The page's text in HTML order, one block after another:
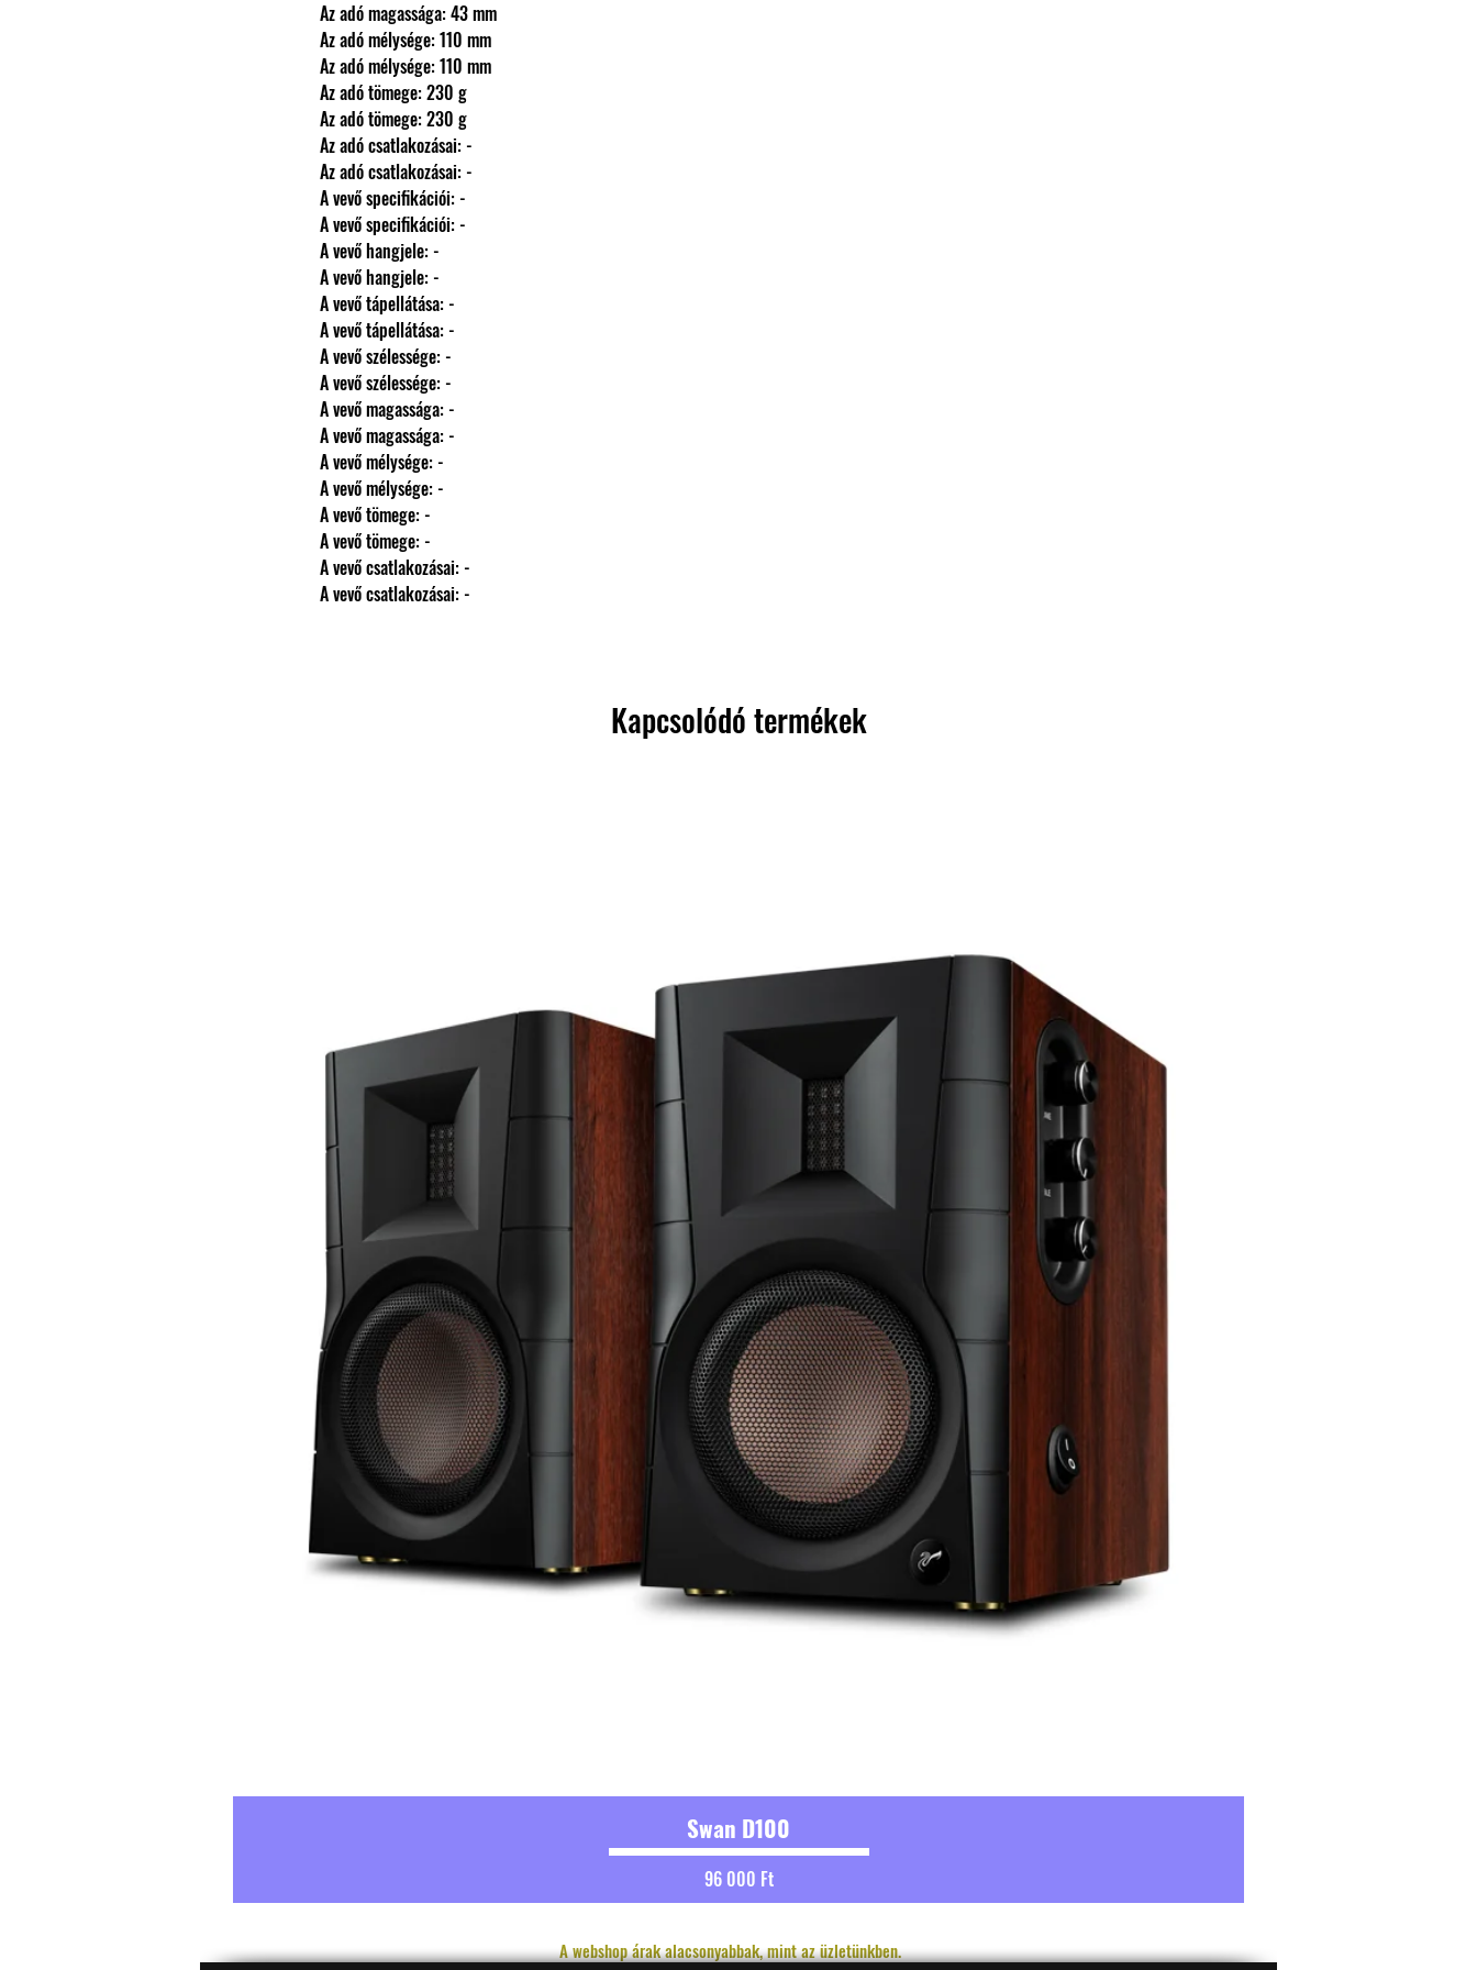
                Az adó magassága: 43 mm
                Az adó mélysége: 110 mm
                Az adó mélysége: 110 mm
                Az adó tömege: 230 g
                Az adó tömege: 230 g
                Az adó csatlakozásai: -
                Az adó csatlakozásai: -
                A vevő specifikációi: -
                A vevő specifikációi: -
                A vevő hangjele: -
                A vevő hangjele: -
                A vevő tápellátása: -
                A vevő tápellátása: -
                A vevő szélessége: -
                A vevő szélessége: -
                A vevő magassága: -
                A vevő magassága: -
                A vevő mélysége: -
                A vevő mélysége: -
                A vevő tömege: -
                A vevő tömege: -
                A vevő csatlakozásai: -
                A vevő csatlakozásai: -
Kapcsolódó termékek
Swan D100
Ár
96 000 Ft
A webshop árak alacsonyabbak, mint az üzletünkben.